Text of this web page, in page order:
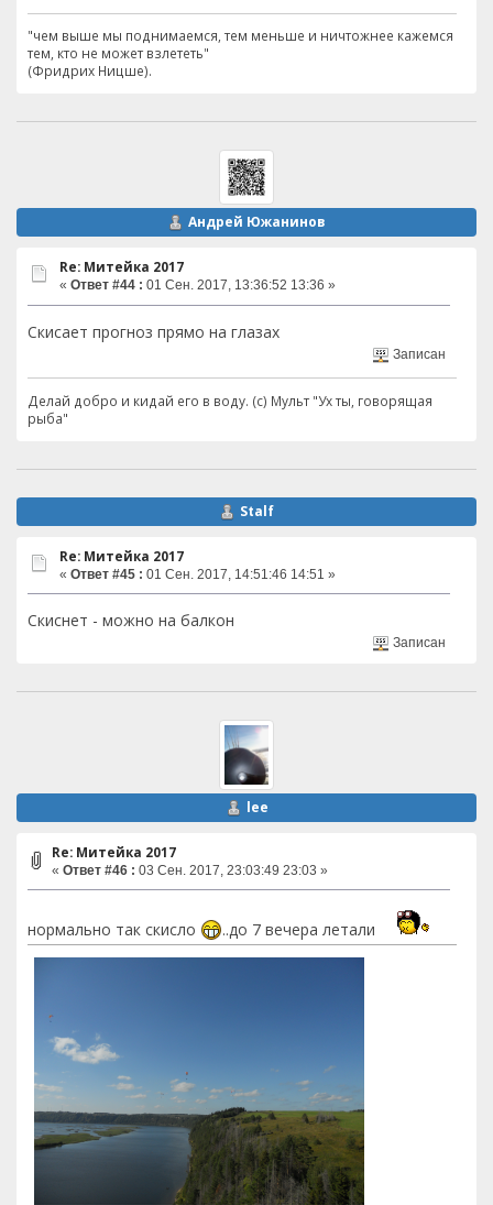
"чем выше мы поднимаемся, тем меньше и ничтожнее кажемся
тем, кто не может взлететь"
(Фридрих Ницше).
Андрей Южанинов
Re: Митейка 2017
« Ответ #44 : 01 Сен. 2017, 13:36:52 13:36 »
Скисает прогноз прямо на глазах
Записан
Делай добро и кидай его в воду. (с) Мульт "Ух ты, говорящая
рыба"
Stalf
Re: Митейка 2017
« Ответ #45 : 01 Сен. 2017, 14:51:46 14:51 »
Скиснет - можно на балкон
Записан
lee
Re: Митейка 2017
« Ответ #46 : 03 Сен. 2017, 23:03:49 23:03 »
нормально так скисло ..до 7 вечера летали